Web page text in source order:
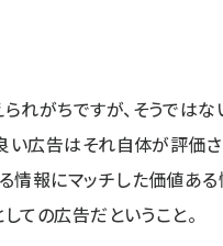
れがちですが、そうでは
い広告はそれ自体が評価
情報にマッチした価値あ
ての広告だということ。